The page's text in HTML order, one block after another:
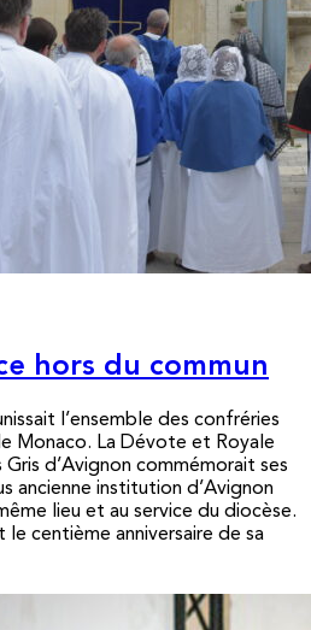
hors du commun
l’ensemble des confréries
Monaco. La Dévote et Royale
d’Avignon commémorait ses
ancienne institution d’Avignon
lieu et au service du diocèse.
le centième anniversaire de sa